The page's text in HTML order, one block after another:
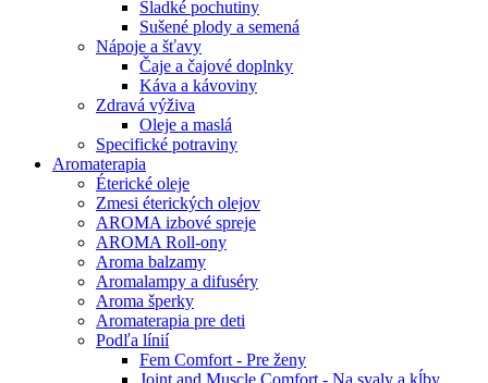
Sladké pochutiny
Sušené plody a semená
Nápoje a šťavy
Čaje a čajové doplnky
Káva a kávoviny
Zdravá výživa
Oleje a maslá
Specifické potraviny
Aromaterapia
Éterické oleje
Zmesi éterických olejov
AROMA izbové spreje
AROMA Roll-ony
Aroma balzamy
Aromalampy a difuséry
Aroma šperky
Aromaterapia pre deti
Podľa línií
Fem Comfort - Pre ženy